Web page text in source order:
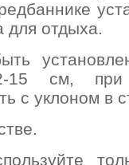
для отдыха.
15 см,
с уклоном в